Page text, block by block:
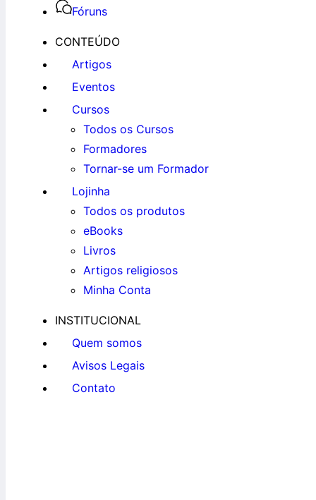
Fóruns
CONTEÚDO
Artigos
Eventos
Cursos
Todos os Cursos
Formadores
Tornar-se um Formador
Lojinha
Todos os produtos
eBooks
Livros
Artigos religiosos
Minha Conta
INSTITUCIONAL
Quem somos
Avisos Legais
Contato